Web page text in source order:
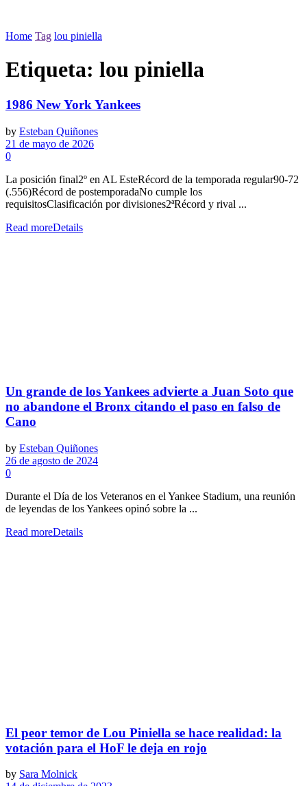
Home Tag lou piniella
Etiqueta: lou piniella
1986 New York Yankees
by Esteban Quiñones
21 de mayo de 2026
0
La posición final2º en AL EsteRécord de la temporada regular90-72
(.556)Récord de postemporadaNo cumple los
requisitosClasificación por divisiones2ªRécord y rival ...
Read moreDetails
Un grande de los Yankees advierte a Juan Soto que
no abandone el Bronx citando el paso en falso de
Cano
by Esteban Quiñones
26 de agosto de 2024
0
Durante el Día de los Veteranos en el Yankee Stadium, una reunión
de leyendas de los Yankees opinó sobre la ...
Read moreDetails
El peor temor de Lou Piniella se hace realidad: la
votación para el HoF le deja en rojo
by Sara Molnick